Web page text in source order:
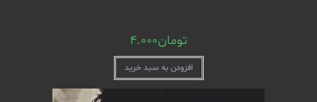
تومان4.000
افزودن به سبد خرید